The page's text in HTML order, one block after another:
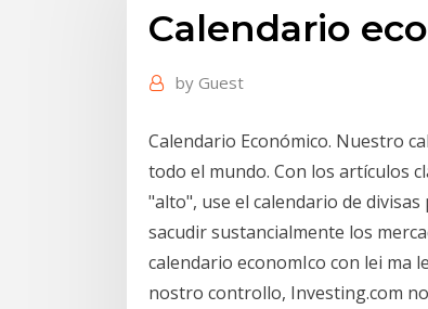
Calendario
by Guest
Calendario Económico. Nuestro
todo el mundo. Con los artículos
"alto", use el calendario de
sacudir sustancialmente los
calendario economIco con lei ma
nostro controllo, Investing.com